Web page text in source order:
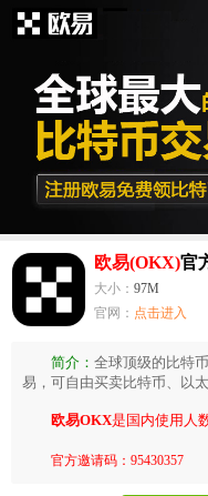
欧易(OKX)官
大小： 97M
官网： 点击进入
简介： 全球顶级的比特
易，可自由买卖比特币、以
欧易OKX是国内使用人
官方邀请码：95430357